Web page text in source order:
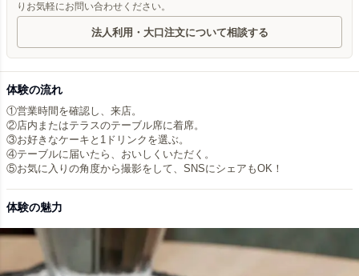
りお気軽にお問い合わせください。
法人利用・大口注文について相談する
体験の流れ
①営業時間を確認し、来店。
②店内またはテラスのテーブル席に着席。
③お好きなケーキと1ドリンクを選ぶ。
④テーブルに届いたら、おいしくいただく。
⑤お気に入りの角度から撮影をして、SNSにシェアもOK！
体験の魅力